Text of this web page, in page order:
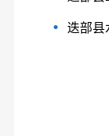
迭部县